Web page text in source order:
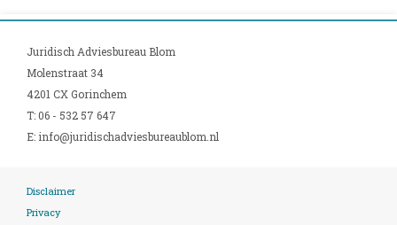
Juridisch Adviesbureau Blom
Molenstraat 34
4201 CX Gorinchem
T: 06 - 532 57 647
E: info@juridischadviesbureaublom.nl
Disclaimer
Privacy